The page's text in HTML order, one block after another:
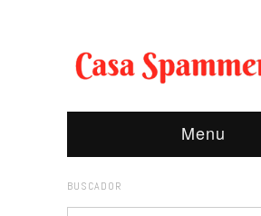
Menu
BUSCADOR